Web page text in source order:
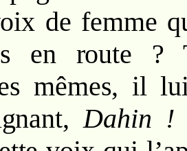
de femme
en route
mêmes, il
Dahin !